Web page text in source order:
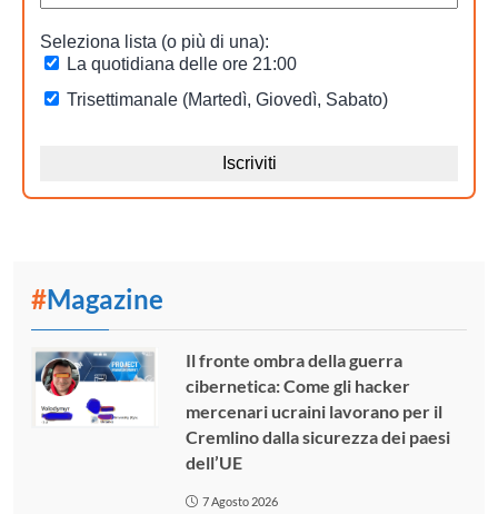
#Magazine
Il fronte ombra della guerra
cibernetica: Come gli hacker
mercenari ucraini lavorano per il
Cremlino dalla sicurezza dei paesi
dell’UE
7 Agosto 2026